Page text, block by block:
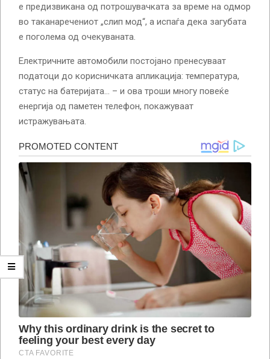
е предизвикана од потрошувачката за време на одмор
во таканаречениот „слип мод“, а испаѓа дека загубата
е поголема од очекуваната.
Електричните автомобили постојано пренесуваат
податоци до корисничката апликација: температура,
статус на батеријата… – и ова троши многу повеќе
енергија од паметен телефон, покажуваат
истражувањата.